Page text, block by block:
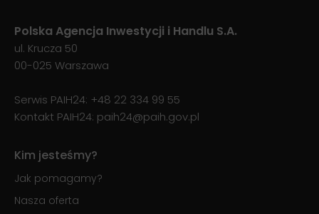
Polska Agencja Inwestycji i Handlu S.A.
ul. Krucza 50
00-025 Warszawa
Serwis PAIH24: +48 22 334 99 55
Kontakt PAIH24: paih24@paih.gov.pl
Kim jesteśmy?
Jak pomagamy?
Nasza oferta